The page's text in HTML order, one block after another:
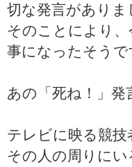
切な発言がありま
そのことにより
事になったそうで
あの「死ね！」発
テレビに映る競
その人の周りに